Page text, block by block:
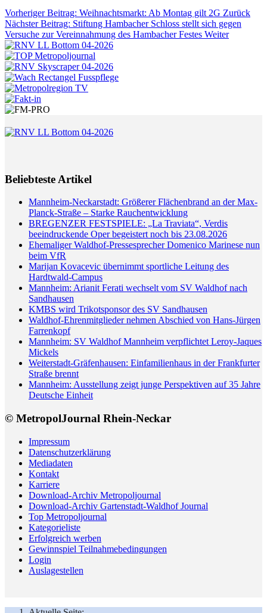
Vorheriger Beitrag: Weihnachtsmarkt: Ab Montag gilt 2G Zurück
Nächster Beitrag: Stiftung Hambacher Schloss stellt sich gegen
Versuche zur Vereinnahmung des Hambacher Festes Weiter
Beliebteste Artikel
Mannheim-Neckarstadt: Größerer Flächenbrand an der Max-
Planck-Straße – Starke Rauchentwicklung
BREGENZER FESTSPIELE: „La Traviata“, Verdis
beeindruckende Oper begeistert noch bis 23.08.2026
Ehemaliger Waldhof-Pressesprecher Domenico Marinese nun
beim VfR
Marijan Kovacevic übernimmt sportliche Leitung des
Hardtwald-Campus
Mannheim: Arianit Ferati wechselt vom SV Waldhof nach
Sandhausen
KMBS wird Trikotsponsor des SV Sandhausen
Waldhof-Ehrenmitglieder nehmen Abschied von Hans-Jürgen
Farrenkopf
Mannheim: SV Waldhof Mannheim verpflichtet Leroy-Jaques
Mickels
Weiterstadt-Gräfenhausen: Einfamilienhaus in der Frankfurter
Straße brennt
Mannheim: Ausstellung zeigt junge Perspektiven auf 35 Jahre
Deutsche Einheit
© MetropolJournal Rhein-Neckar
Impressum
Datenschutzerklärung
Mediadaten
Kontakt
Karriere
Download-Archiv Metropoljournal
Download-Archiv Gartenstadt-Waldhof Journal
Top Metropoljournal
Kategorieliste
Erfolgreich werben
Gewinnspiel Teilnahmebedingungen
Login
Auslagestellen